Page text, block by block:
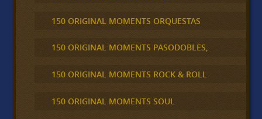
150 ORIGINAL MOMENTS ORQUESTAS
150 ORIGINAL MOMENTS PASODOBLES,
150 ORIGINAL MOMENTS ROCK & ROLL
150 ORIGINAL MOMENTS SOUL